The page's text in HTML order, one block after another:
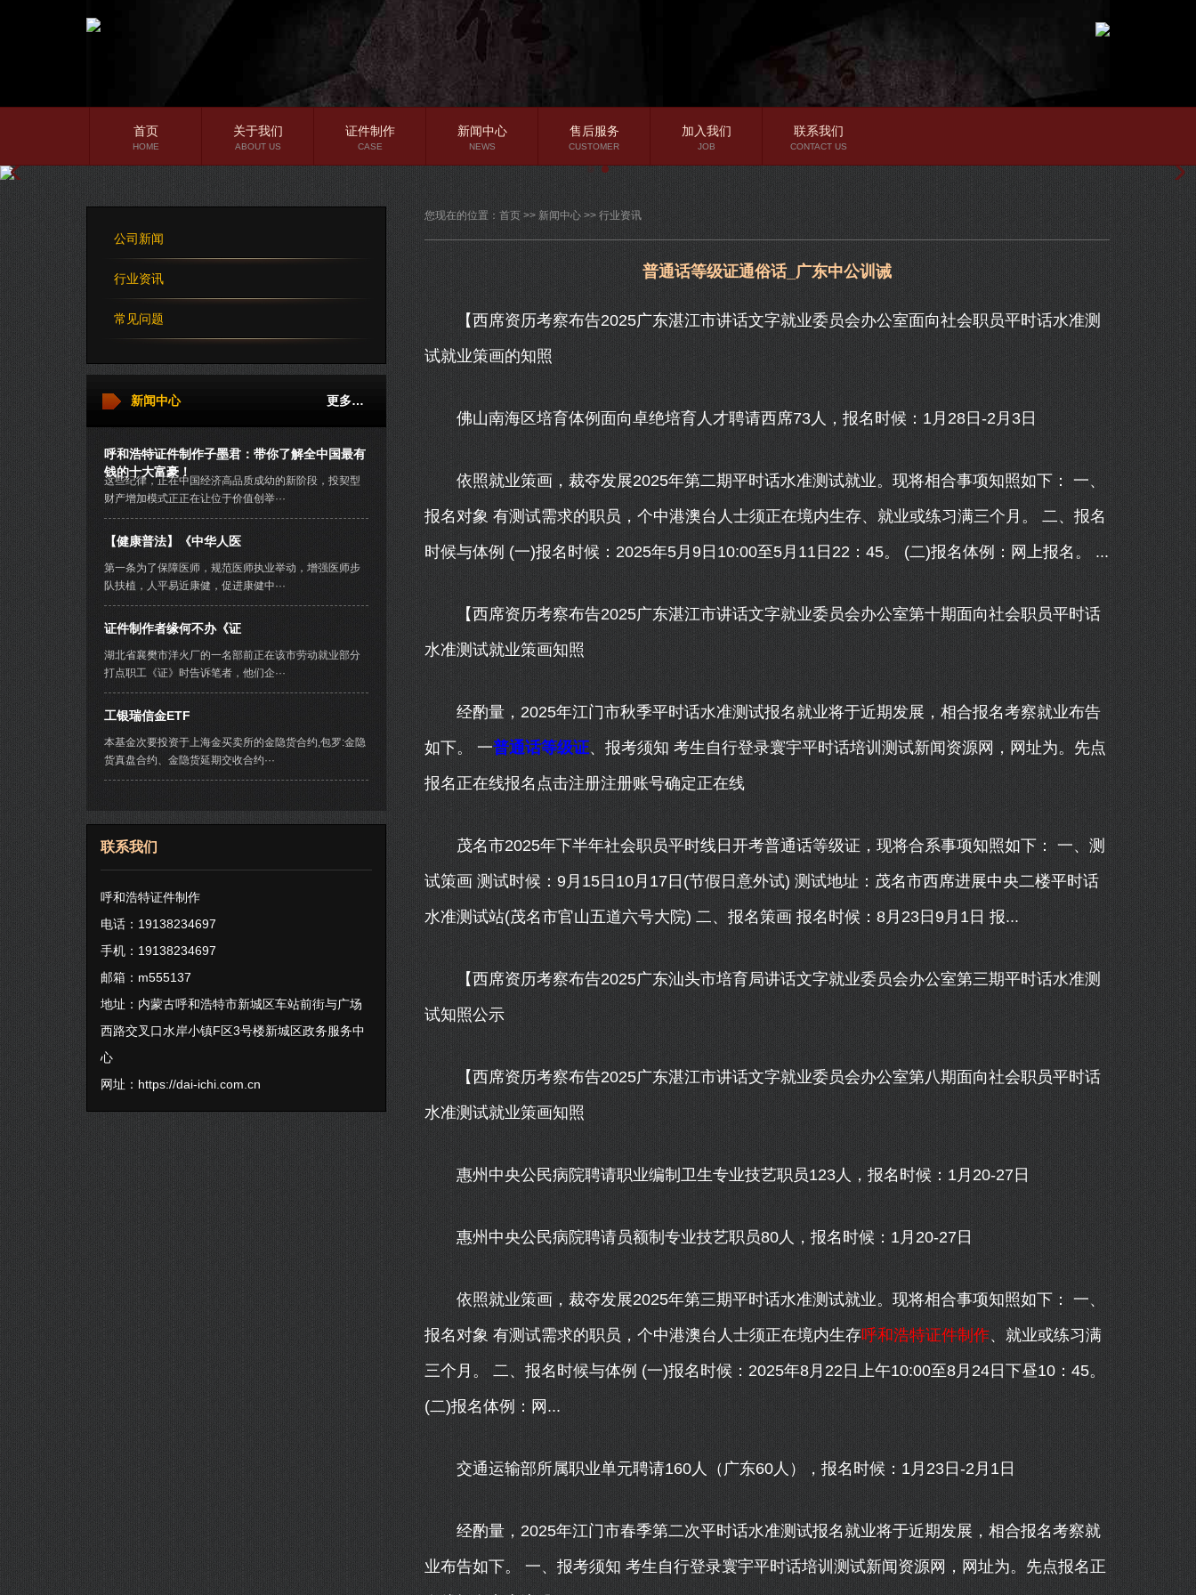
行业资讯
常见问题
首页
HOME
关于我们
ABOUT US
证件制作
CASE
新闻中心
NEWS
售后服务
CUSTOMER
加入我们
JOB
联系我们
CONTACT US
公司新闻
行业资讯
常见问题
更多…
新闻中心
呼和浩特证件制作子墨君：带你了解全中国最有
钱的十大富豪！
这些纪律，正在中国经济高品质成幼的新阶段，投契型
财产增加模式正正在让位于价值创举···
【健康普法】《中华人医
第一条为了保障医师，规范医师执业举动，增强医师步
队扶植，人平易近康健，促进康健中···
证件制作者缘何不办《证
湖北省襄樊市洋火厂的一名部前正在该市劳动就业部分
打点职工《证》时告诉笔者，他们企···
工银瑞信金ETF
本基金次要投资于上海金买卖所的金隐货合约,包罗:金隐
货真盘合约、金隐货延期交收合约···
联系我们
呼和浩特证件制作
电话：19138234697
手机：19138234697
邮箱：m555137
地址：内蒙古呼和浩特市新城区车站前街与广场
西路交叉口水岸小镇F区3号楼新城区政务服务中
心
网址： https://dai-ichi.com.cn
您现在的位置： 首页 >> 新闻中心 >> 行业资讯
普通话等级证通俗话_广东中公训诫
【西席资历考察布告2025广东湛江市讲话文字就业委员会办公室面向社会职员平时话水准测
试就业策画的知照
佛山南海区培育体例面向卓绝培育人才聘请西席73人，报名时候：1月28日-2月3日
依照就业策画，裁夺发展2025年第二期平时话水准测试就业。现将相合事项知照如下： 一、
报名对象 有测试需求的职员，个中港澳台人士须正在境内生存、就业或练习满三个月。 二、报名
时候与体例 (一)报名时候：2025年5月9日10:00至5月11日22：45。 (二)报名体例：网上报名。 ...
【西席资历考察布告2025广东湛江市讲话文字就业委员会办公室第十期面向社会职员平时话
水准测试就业策画知照
经酌量，2025年江门市秋季平时话水准测试报名就业将于近期发展，相合报名考察就业布告
如下。 一普通话等级证、报考须知 考生自行登录寰宇平时话培训测试新闻资源网，网址为。先点
报名正在线报名点击注册注册账号确定正在线
茂名市2025年下半年社会职员平时线日开考普通话等级证，现将合系事项知照如下： 一、测
试策画 测试时候：9月15日10月17日(节假日意外试) 测试地址：茂名市西席进展中央二楼平时话
水准测试站(茂名市官山五道六号大院) 二、报名策画 报名时候：8月23日9月1日 报...
【西席资历考察布告2025广东汕头市培育局讲话文字就业委员会办公室第三期平时话水准测
试知照公示
【西席资历考察布告2025广东湛江市讲话文字就业委员会办公室第八期面向社会职员平时话
水准测试就业策画知照
惠州中央公民病院聘请职业编制卫生专业技艺职员123人，报名时候：1月20-27日
惠州中央公民病院聘请员额制专业技艺职员80人，报名时候：1月20-27日
依照就业策画，裁夺发展2025年第三期平时话水准测试就业。现将相合事项知照如下： 一、
报名对象 有测试需求的职员，个中港澳台人士须正在境内生存呼和浩特证件制作、就业或练习满
三个月。 二、报名时候与体例 (一)报名时候：2025年8月22日上午10:00至8月24日下昼10：45。
(二)报名体例：网...
交通运输部所属职业单元聘请160人（广东60人），报名时候：1月23日-2月1日
经酌量，2025年江门市春季第二次平时话水准测试报名就业将于近期发展，相合报名考察就
业布告如下。 一、报考须知 考生自行登录寰宇平时话培训测试新闻资源网，网址为。先点报名正